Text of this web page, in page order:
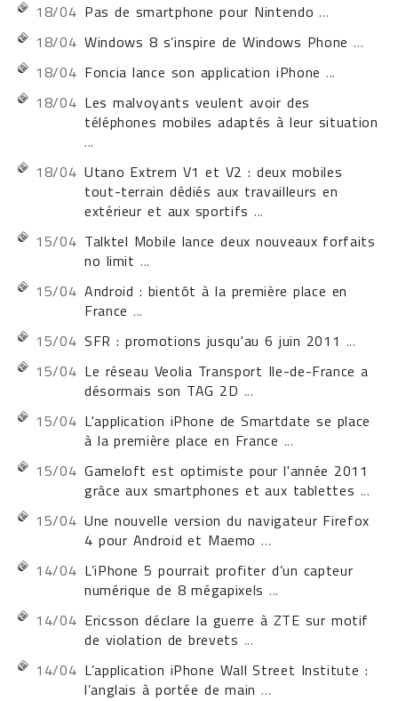
18/04 Pas de smartphone pour Nintendo ...
18/04 Windows 8 s’inspire de Windows Phone ...
18/04 Foncia lance son application iPhone ...
18/04 Les malvoyants veulent avoir des
téléphones mobiles adaptés à leur situation
...
18/04 Utano Extrem V1 et V2 : deux mobiles
tout-terrain dédiés aux travailleurs en
extérieur et aux sportifs ...
15/04 Talktel Mobile lance deux nouveaux forfaits
no limit ...
15/04 Android : bientôt à la première place en
France ...
15/04 SFR : promotions jusqu'au 6 juin 2011 ...
15/04 Le réseau Veolia Transport Ile-de-France a
désormais son TAG 2D ...
15/04 L'application iPhone de Smartdate se place
à la première place en France ...
15/04 Gameloft est optimiste pour l'année 2011
grâce aux smartphones et aux tablettes ...
15/04 Une nouvelle version du navigateur Firefox
4 pour Android et Maemo ...
14/04 L’iPhone 5 pourrait profiter d’un capteur
numérique de 8 mégapixels ...
14/04 Ericsson déclare la guerre à ZTE sur motif
de violation de brevets ...
14/04 L’application iPhone Wall Street Institute :
l’anglais à portée de main ...